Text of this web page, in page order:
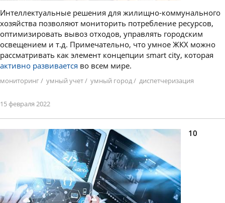
Интеллектуальные решения для жилищно-коммунального
хозяйства позволяют мониторить потребление ресурсов,
оптимизировать вывоз отходов, управлять городским
освещением и т.д. Примечательно, что умное ЖКХ можно
рассматривать как элемент концепции smart city, которая
активно развивается во всем мире.
мониторинг/ умный учет/ умный город/ диспетчеризация
15 февраля 2022
10